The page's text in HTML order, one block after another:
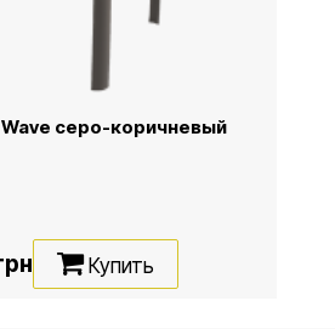
серо-коричневый
Купить